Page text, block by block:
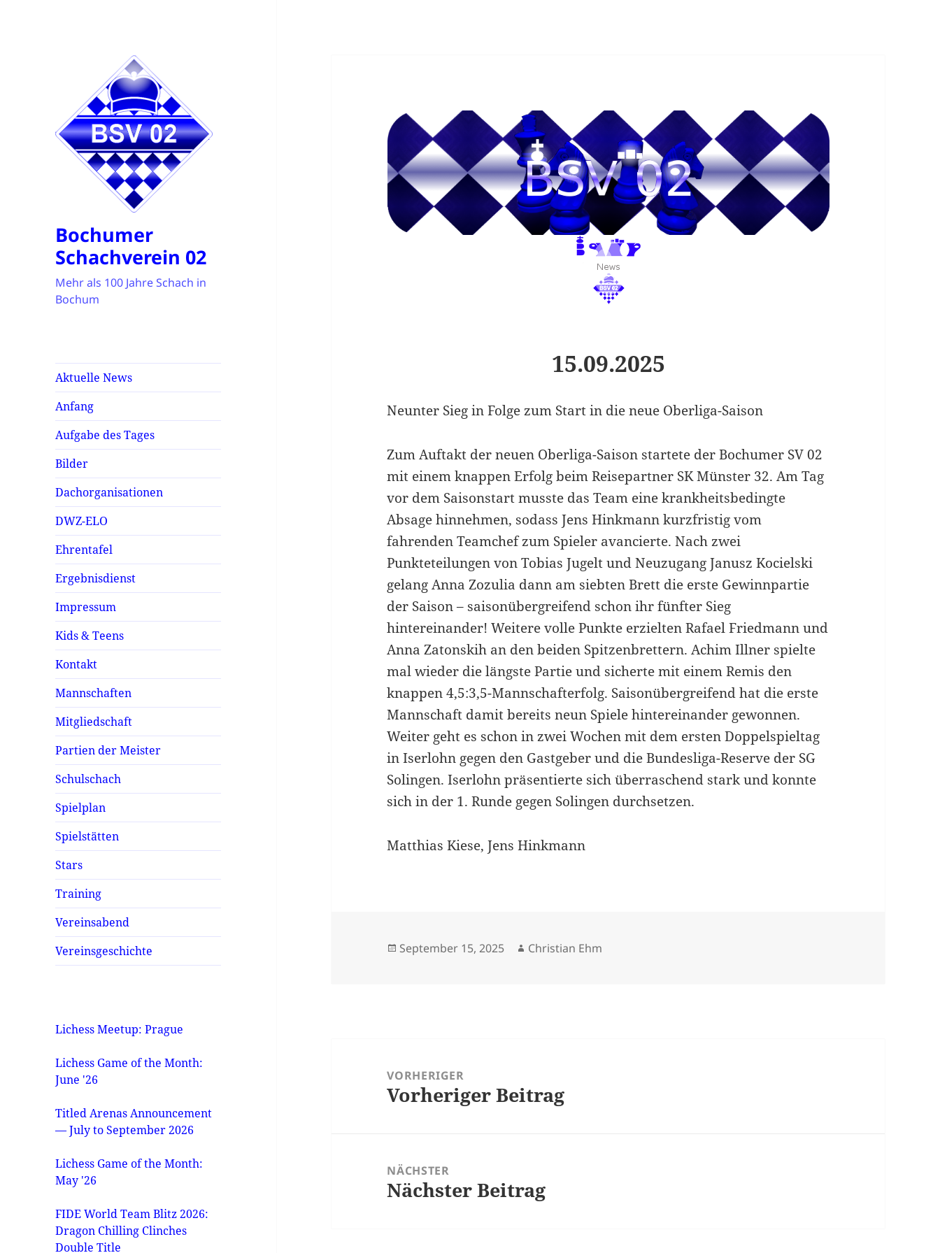
Bochumer
Schachverein 02
Mehr als 100 Jahre Schach in
Bochum
Aktuelle News
Anfang
Aufgabe des Tages
Bilder
Dachorganisationen
DWZ-ELO
Ehrentafel
Ergebnisdienst
Impressum
Kids & Teens
Kontakt
Mannschaften
Mitgliedschaft
Partien der Meister
Schulschach
Spielplan
Spielstätten
Stars
Training
Vereinsabend
Vereinsgeschichte
Lichess Meetup: Prague
Lichess Game of the Month:
June '26
Titled Arenas Announcement
— July to September 2026
Lichess Game of the Month:
May '26
FIDE World Team Blitz 2026:
Dragon Chilling Clinches
Double Title
15.09.2025
Neunter Sieg in Folge zum Start in die neue Oberliga-Saison
Zum Auftakt der neuen Oberliga-Saison startete der Bochumer SV 02
mit einem knappen Erfolg beim Reisepartner SK Münster 32. Am Tag
vor dem Saisonstart musste das Team eine krankheitsbedingte
Absage hinnehmen, sodass Jens Hinkmann kurzfristig vom
fahrenden Teamchef zum Spieler avancierte. Nach zwei
Punkteteilungen von Tobias Jugelt und Neuzugang Janusz Kocielski
gelang Anna Zozulia dann am siebten Brett die erste Gewinnpartie
der Saison – saisonübergreifend schon ihr fünfter Sieg
hintereinander! Weitere volle Punkte erzielten Rafael Friedmann und
Anna Zatonskih an den beiden Spitzenbrettern. Achim Illner spielte
mal wieder die längste Partie und sicherte mit einem Remis den
knappen 4,5:3,5-Mannschafterfolg. Saisonübergreifend hat die erste
Mannschaft damit bereits neun Spiele hintereinander gewonnen.
Weiter geht es schon in zwei Wochen mit dem ersten Doppelspieltag
in Iserlohn gegen den Gastgeber und die Bundesliga-Reserve der SG
Solingen. Iserlohn präsentierte sich überraschend stark und konnte
sich in der 1. Runde gegen Solingen durchsetzen.
Matthias Kiese, Jens Hinkmann
Veröffentlicht
September 15, 2025 Autor
Christian Ehm
VORHERIGER
Vorheriger
Vorheriger Beitrag
NÄCHSTER
Nächster
Nächster Beitrag